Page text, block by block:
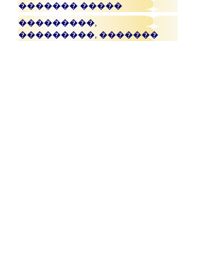
������� �����
���������,
���������, �������